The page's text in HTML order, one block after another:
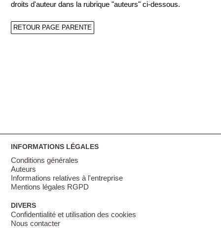
droits d'auteur dans la rubrique "auteurs" ci-dessous.
RETOUR PAGE PARENTE
INFORMATIONS LÉGALES
Conditions générales
Auteurs
Informations relatives à l'entreprise
Mentions légales RGPD
DIVERS
Confidentialité et utilisation des cookies
Nous contacter